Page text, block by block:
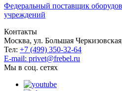
Федеральный поставщик
учреждений
Контакты
Москва, ул. Большая
Тел: +7 (499) 350-32-64
E-mail: privet@frebel.ru
Мы в соц. сетях